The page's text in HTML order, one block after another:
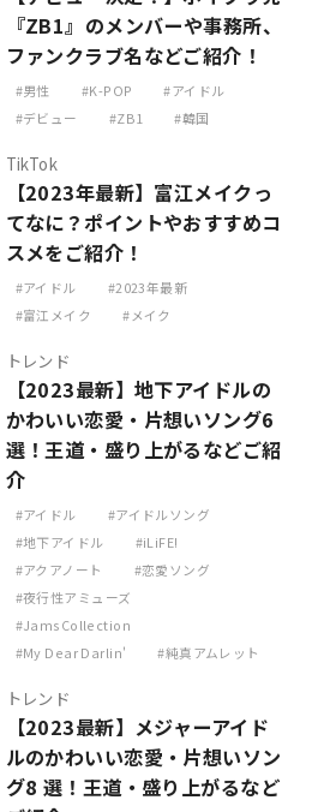
『ZB1』のメンバーや事務所、
ファンクラブ名などご紹介！
男性 K-POP
アイドル
デビュー
ZB1 韓国
TikTok
【2023年最新】富江メイクっ
てなに？ポイントやおすすめコ
スメをご紹介！
アイドル
2023年最新
富江メイク
メイク
トレンド
【2023最新】地下アイドルの
かわいい恋愛・片想いソング6
選！王道・盛り上がるなどご紹
介
アイドル
アイドルソング
地下アイドル
iLiFE!
アクアノート
恋愛ソング
夜行性アミューズ
JamsCollection
My Dear Darlin'
純真アムレット
トレンド
【2023最新】メジャーアイド
ルのかわいい恋愛・片想いソン
グ8 選！王道・盛り上がるなど